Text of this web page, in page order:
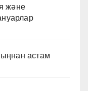
және
астам